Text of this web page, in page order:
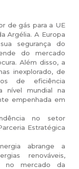
de gás para a UE
Argélia. A Europa
segurança do
do mercado
Além disso, a
inexplorado, de
de eficiência
nível mundial na
empenhada em
no setor
Estratégica
abrange a
renováveis,
no mercado da